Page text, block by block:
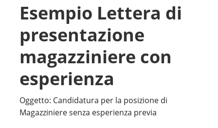
Esempio Lettera di
presentazione
magazziniere con
esperienza
Oggetto: Candidatura per la posizione di
Magazziniere senza esperienza previa